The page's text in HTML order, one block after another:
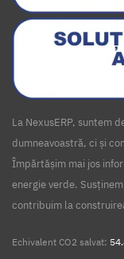
La NexusERP, suntem
dumneavoastră, ci și
Împărtășim mai jos
energie verde.
contribuim la
Echivalent CO2 salvat: